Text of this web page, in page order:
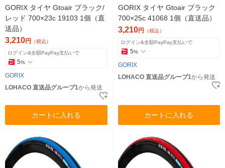
GORIX タイヤ Gtoair ブラック/
レッド 700×23c 19103 1個（直
送品）
3,210円 （税込）
ログイン&全額PayPay支払いで
5%
GORIX
LOHACO 直送品グループ1から発送
カートに入れる
GORIX タイヤ Gtoair ブラック
700×25c 41068 1個（直送品）
3,210円 （税込）
ログイン&全額PayPay支払いで
5%
GORIX
LOHACO 直送品グループ1から発送
カートに入れる